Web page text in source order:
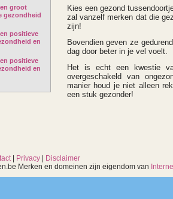
groot
gezondheid
positieve
en
positieve
en
Kies een gezond
zal vanzelf merken dat die
zijn!
Bovendien geven ze
dag door beter in je vel voelt.
Het is echt een kwestie
overgeschakeld van
manier houd je niet alleen
een stuk gezonder!
| Privacy|
Disclaimer
Merken en domeinen zijn eigendom van